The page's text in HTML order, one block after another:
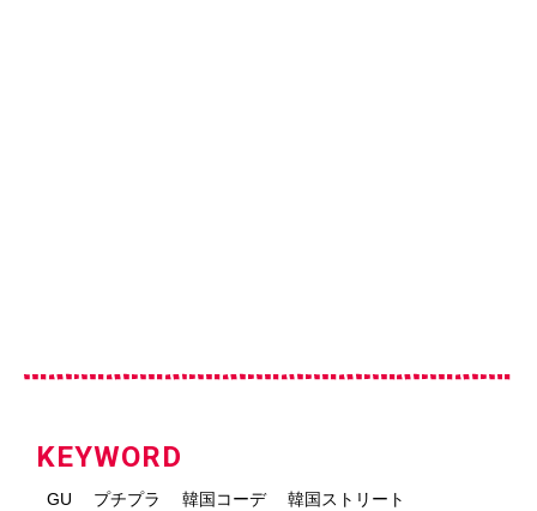
KEYWORD
GU プチプラ 韓国コーデ 韓国ストリート